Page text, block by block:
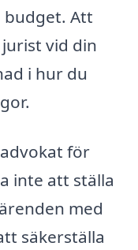
budget. Att
vid din
i hur du
för
inte att ställa
med
säkerställa